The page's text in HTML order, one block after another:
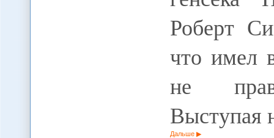
Роберт
что имел
не
Выступая
Дальше